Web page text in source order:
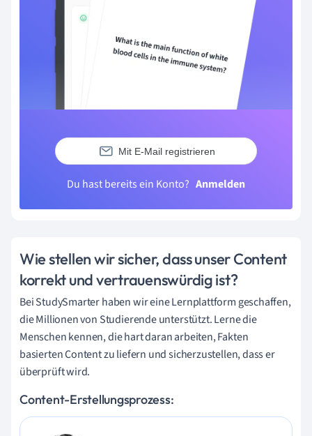
Mit E-Mail registrieren
Du hast bereits ein Konto? Anmelden
Wie stellen wir sicher, dass unser Content
korrekt und vertrauenswürdig ist?
Bei StudySmarter haben wir eine Lernplattform geschaffen,
die Millionen von Studierende unterstützt. Lerne die
Menschen kennen, die hart daran arbeiten, Fakten
basierten Content zu liefern und sicherzustellen, dass er
überprüft wird.
Content-Erstellungsprozess: